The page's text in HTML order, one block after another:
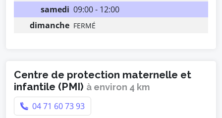
samedi 09:00 - 12:00
dimanche FERMÉ
Centre de protection maternelle et
infantile (PMI) à environ 4 km
04 71 60 73 93